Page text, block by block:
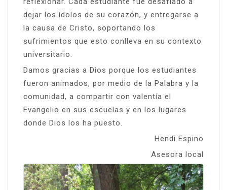
dejar los ídolos de su corazón, y entregarse a
la causa de Cristo, soportando los
sufrimientos que esto conlleva en su contexto
universitario.
Damos gracias a Dios porque los estudiantes
fueron animados, por medio de la Palabra y la
comunidad, a compartir con valentía el
Evangelio en sus escuelas y en los lugares
donde Dios los ha puesto.
Hendi Espino
Asesora local